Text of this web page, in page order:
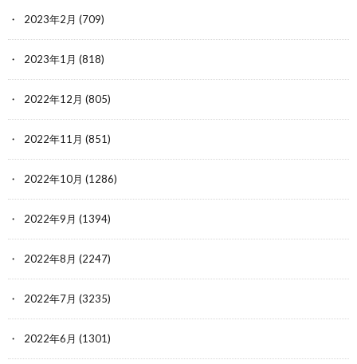
2023年2月 (709)
2023年1月 (818)
2022年12月 (805)
2022年11月 (851)
2022年10月 (1286)
2022年9月 (1394)
2022年8月 (2247)
2022年7月 (3235)
2022年6月 (1301)